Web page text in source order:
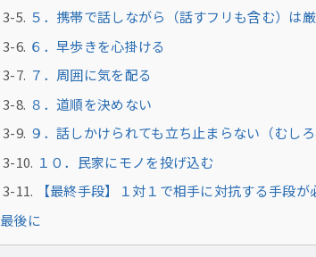
５．携帯で話しながら（話すフリも含む）は
６．早歩きを心掛ける
７．周囲に気を配る
８．道順を決めない
９．話しかけられても立ち止まらない（むしろ
１０．民家にモノを投げ込む
【最終手段】１対１で相手に対抗する手段が
最後に